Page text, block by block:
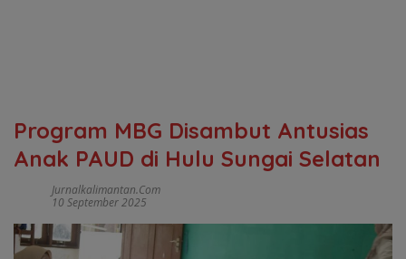
Program MBG Disambut Antusias
Anak PAUD di Hulu Sungai Selatan
Jurnalkalimantan.com
10 September 2025